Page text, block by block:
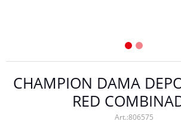
CHAMPION DAMA
RED
806575